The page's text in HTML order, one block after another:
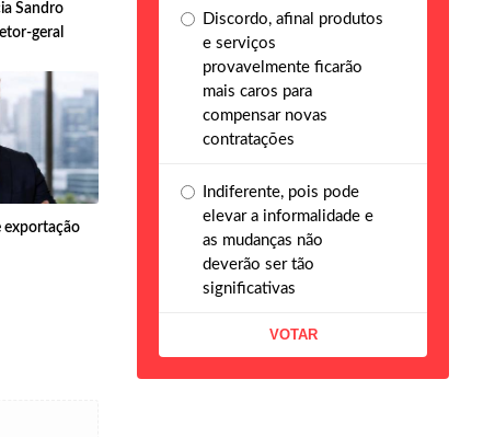
Sandro
geral
exportação
Discordo, afinal produtos
e serviços
provavelmente ficarão
mais caros para
compensar novas
contratações
Indiferente, pois pode
elevar a informalidade e
as mudanças não
deverão ser tão
significativas